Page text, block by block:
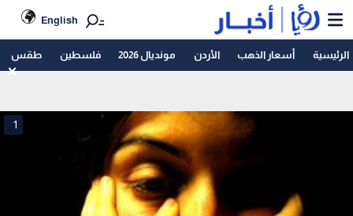
English
الرئيسية أسعار الذهب الأردن مونديال 2026 فلسطين طقس
1